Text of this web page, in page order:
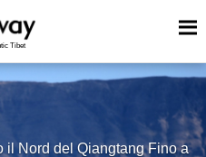
Tibet
il Nord del Qiangtang Fino a